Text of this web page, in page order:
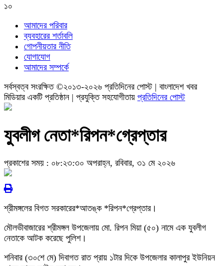
১০
আমাদের পরিবার
ব্যবহারের শর্তাবলি
গোপনীয়তার নীতি
যোগাযোগ
আমাদের সম্পর্কে
সর্বস্বত্ব সংরক্ষিত ©২০১৩-২০২৬ প্রতিদিনের পোস্ট | বাংলাদেশ খবর
মিডিয়ার একটি প্রতিষ্ঠান | প্রযুক্তি সহযোগীতায় প্রতিদিনের পোস্ট
যুবলীগ নেতা*রিপন*গ্রেপ্তার
প্রকাশের সময় : ০৮:২৩:৩০ অপরাহ্ন, রবিবার, ৩১ মে ২০২৬
শ্রীমঙ্গলের বিগত সরকারের*আতঙ্ক *রিপন*গ্রেপ্তার।
মৌলভীবাজারের শ্রীমঙ্গল উপজেলায় মো. রিপন মিয়া (৫০) নামে এক যুবলীগ
নেতাকে আটক করেছে পুলিশ।
শনিবার (৩০শে মে) দিবাগত রাত প্রায় ১টার দিকে উপজেলার কালাপুর ইউনিয়ন